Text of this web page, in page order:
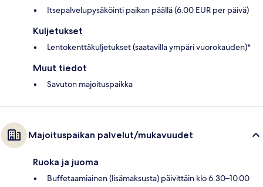
Itsepalvelupysäköinti paikan päällä (6.00 EUR per päivä)
Kuljetukset
Lentokenttäkuljetukset (saatavilla ympäri vuorokauden)*
Muut tiedot
Savuton majoituspaikka
Majoituspaikan palvelut/mukavuudet
Ruoka ja juoma
Buffetaamiainen (lisämaksusta) päivittäin klo 6.30–10.00